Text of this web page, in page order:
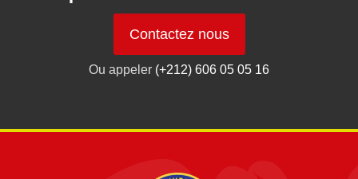
Contactez nous
Ou appeler (+212) 606 05 05 16